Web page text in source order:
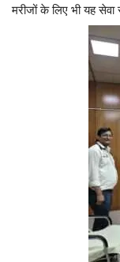
मरीजों के लिए भी यह